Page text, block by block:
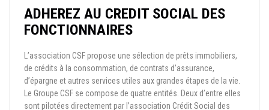
ADHEREZ AU CREDIT SOCIAL DES
FONCTIONNAIRES
L’association CSF propose une sélection de prêts immobiliers,
de crédits à la consommation, de contrats d’assurance,
d’épargne et autres services utiles aux grandes étapes de la vie.
Le Groupe CSF se compose de quatre entités. Deux d’entre elles
sont pilotées directement par l’association Crédit Social des